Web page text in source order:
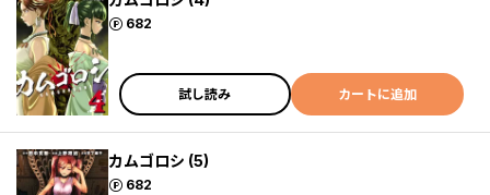
682
ポイント
試し読み カートに追加
カムゴロシ (5)
682
ポイント